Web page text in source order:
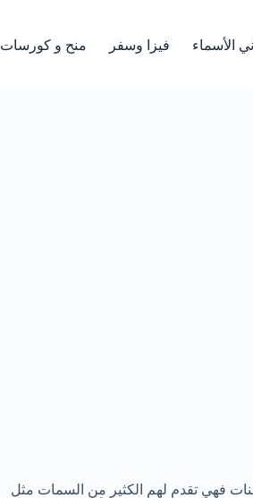
الأسماء فيزا وسفر منح و كورسات
فهي تقدم لهم الكثير من السمات مثل